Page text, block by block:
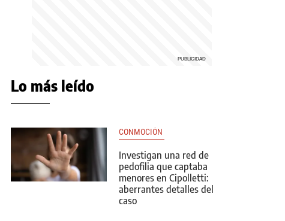
Lo más leído
CONMOCIÓN
Investigan una red de
pedofilia que captaba
menores en Cipolletti:
aberrantes detalles del
caso